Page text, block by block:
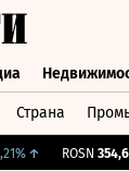
Страна
↑ ROSN 354,65